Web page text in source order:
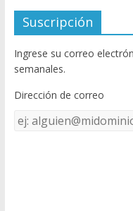
e
b
o
o
k
itt
er
u
T
u
e
C
Suscripción
Ingrese su correo
semanales.
Dirección de correo
Dirección
de